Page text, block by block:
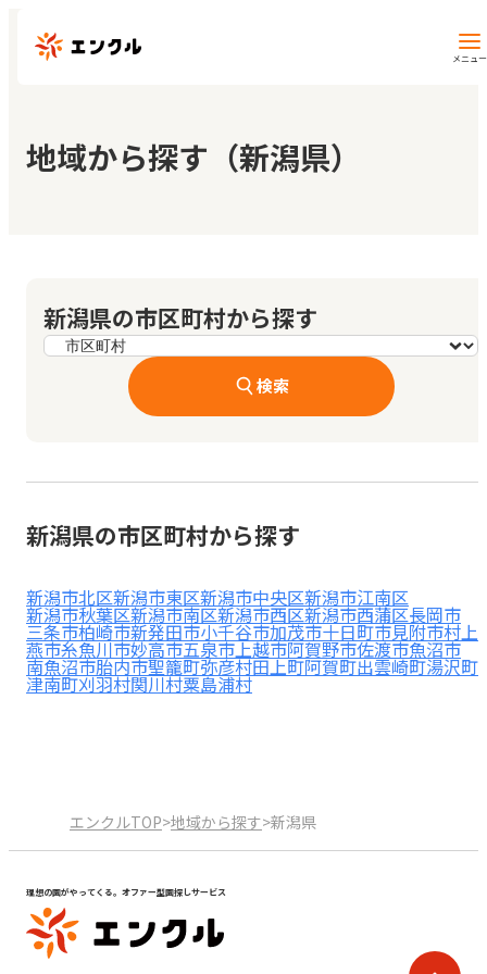
メニュー
保育園・幼稚園を探す
マイページ
閲覧履歴
見学日記
メッセージ
おすすめの園
地域から探す（新潟県）
新潟県の市区町村から探す
検索
新潟県の市区町村から探す
新潟市北区新潟市東区新潟市中央区新潟市江南区
新潟市秋葉区新潟市南区新潟市西区新潟市西蒲区長岡市
三条市柏崎市新発田市小千谷市加茂市十日町市見附市村上
燕市糸魚川市妙高市五泉市上越市阿賀野市佐渡市魚沼市
南魚沼市胎内市聖籠町弥彦村田上町阿賀町出雲崎町湯沢町
津南町刈羽村関川村粟島浦村
エンクルTOP>地域から探す>新潟県
理想の園がやってくる。オファー型園探しサービス